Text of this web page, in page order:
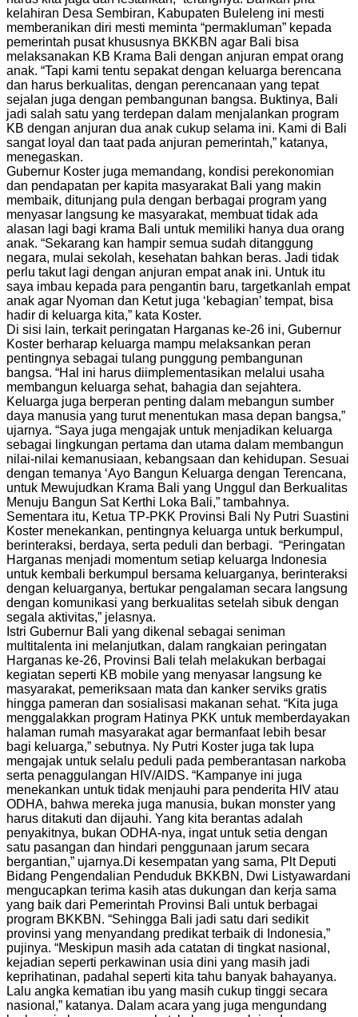
kelahiran Desa Sembiran, Kabupaten Buleleng ini mesti
memberanikan diri mesti meminta “permakluman” kepada
pemerintah pusat khususnya BKKBN agar Bali bisa
melaksanakan KB Krama Bali dengan anjuran empat orang
anak. “Tapi kami tentu sepakat dengan keluarga berencana
dan harus berkualitas, dengan perencanaan yang tepat
sejalan juga dengan pembangunan bangsa. Buktinya, Bali
jadi salah satu yang terdepan dalam menjalankan program
KB dengan anjuran dua anak cukup selama ini. Kami di Bali
sangat loyal dan taat pada anjuran pemerintah,” katanya,
menegaskan.
Gubernur Koster juga memandang, kondisi perekonomian
dan pendapatan per kapita masyarakat Bali yang makin
membaik, ditunjang pula dengan berbagai program yang
menyasar langsung ke masyarakat, membuat tidak ada
alasan lagi bagi krama Bali untuk memiliki hanya dua orang
anak. “Sekarang kan hampir semua sudah ditanggung
negara, mulai sekolah, kesehatan bahkan beras. Jadi tidak
perlu takut lagi dengan anjuran empat anak ini. Untuk itu
saya imbau kepada para pengantin baru, targetkanlah empat
anak agar Nyoman dan Ketut juga ‘kebagian’ tempat, bisa
hadir di keluarga kita,” kata Koster.
Di sisi lain, terkait peringatan Harganas ke-26 ini, Gubernur
Koster berharap keluarga mampu melaksankan peran
pentingnya sebagai tulang punggung pembangunan
bangsa. “Hal ini harus diimplementasikan melalui usaha
membangun keluarga sehat, bahagia dan sejahtera.
Keluarga juga berperan penting dalam mebangun sumber
daya manusia yang turut menentukan masa depan bangsa,”
ujarnya. “Saya juga mengajak untuk menjadikan keluarga
sebagai lingkungan pertama dan utama dalam membangun
nilai-nilai kemanusiaan, kebangsaan dan kehidupan. Sesuai
dengan temanya ‘Ayo Bangun Keluarga dengan Terencana,
untuk Mewujudkan Krama Bali yang Unggul dan Berkualitas
Menuju Bangun Sat Kerthi Loka Bali,” tambahnya.
Sementara itu, Ketua TP-PKK Provinsi Bali Ny Putri Suastini
Koster menekankan, pentingnya keluarga untuk berkumpul,
berinteraksi, berdaya, serta peduli dan berbagi. “Peringatan
Harganas menjadi momentum setiap keluarga Indonesia
untuk kembali berkumpul bersama keluarganya, berinteraksi
dengan keluarganya, bertukar pengalaman secara langsung
dengan komunikasi yang berkualitas setelah sibuk dengan
segala aktivitas,” jelasnya.
Istri Gubernur Bali yang dikenal sebagai seniman
multitalenta ini melanjutkan, dalam rangkaian peringatan
Harganas ke-26, Provinsi Bali telah melakukan berbagai
kegiatan seperti KB mobile yang menyasar langsung ke
masyarakat, pemeriksaan mata dan kanker serviks gratis
hingga pameran dan sosialisasi makanan sehat. “Kita juga
menggalakkan program Hatinya PKK untuk memberdayakan
halaman rumah masyarakat agar bermanfaat lebih besar
bagi keluarga,” sebutnya. Ny Putri Koster juga tak lupa
mengajak untuk selalu peduli pada pemberantasan narkoba
serta penaggulangan HIV/AIDS. “Kampanye ini juga
menekankan untuk tidak menjauhi para penderita HIV atau
ODHA, bahwa mereka juga manusia, bukan monster yang
harus ditakuti dan dijauhi. Yang kita berantas adalah
penyakitnya, bukan ODHA-nya, ingat untuk setia dengan
satu pasangan dan hindari penggunaan jarum secara
bergantian,” ujarnya.Di kesempatan yang sama, Plt Deputi
Bidang Pengendalian Penduduk BKKBN, Dwi Listyawardani
mengucapkan terima kasih atas dukungan dan kerja sama
yang baik dari Pemerintah Provinsi Bali untuk berbagai
program BKKBN. “Sehingga Bali jadi satu dari sedikit
provinsi yang menyandang predikat terbaik di Indonesia,”
pujinya. “Meskipun masih ada catatan di tingkat nasional,
kejadian seperti perkawinan usia dini yang masih jadi
keprihatinan, padahal seperti kita tahu banyak bahayanya.
Lalu angka kematian ibu yang masih cukup tinggi secara
nasional,” katanya. Dalam acara yang juga mengundang